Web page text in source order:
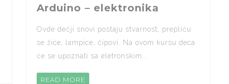
Arduino – elektronika
Ovde dečji snovi postaju stvarnost, prepliću
se žice, lampice, čipovi. Na ovom kursu deca
će se upoznati sa eletronskim...
READ MORE